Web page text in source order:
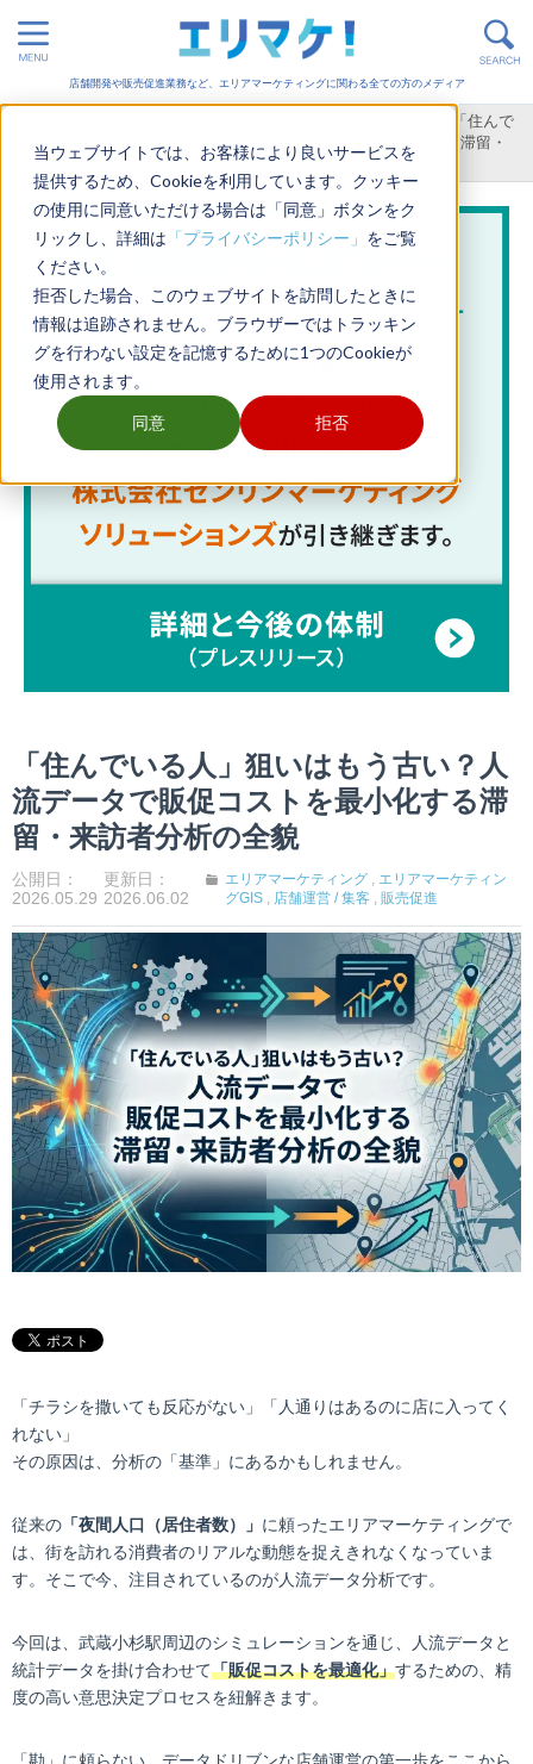
当ウェブサイトでは、お客様により良いサービスを
提供するため、Cookieを利用しています。クッキー
の使用に同意いただける場合は「同意」ボタンをク
リックし、詳細は 「プライバシーポリシー」 をご覧
ください。
拒否した場合、このウェブサイトを訪問したときに
情報は追跡されません。ブラウザーではトラッキン
グを行わない設定を記憶するために1つのCookieが
使用されます。
同意 拒否
店舗開発や販売促進業務など、エリアマーケティングに関わる全ての方のメディア
「住んで
いる人」狙いはもう古い？人流データで販促コストを最小化する滞留・
来訪者分析の全貌
「住んでいる人」狙いはもう古い？人
流データで販促コストを最小化する滞
留・来訪者分析の全貌
公開日：
2026.05.29
更新日：
2026.06.02
エリアマーケティング , エリアマーケティン
グGIS , 店舗運営 / 集客 ,販売促進
「チラシを撒いても反応がない」「人通りはあるのに店に入ってく
れない」
その原因は、分析の「基準」にあるかもしれません。
従来の 「夜間人口（居住者数）」 に頼ったエリアマーケティングで
は、街を訪れる消費者のリアルな動態を捉えきれなくなっていま
す。そこで今、注目されているのが人流データ分析です。
今回は、武蔵小杉駅周辺のシミュレーションを通じ、人流データと
統計データを掛け合わせて「販促コストを最適化」するための、精
度の高い意思決定プロセスを紐解きます。